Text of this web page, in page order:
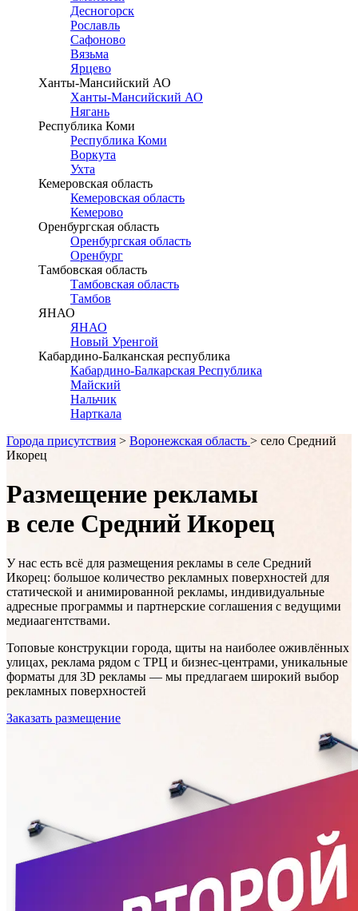
Десногорск
Рославль
Сафоново
Вязьма
Ярцево
Ханты-Мансийский АО
Ханты-Мансийский АО
Нягань
Республика Коми
Республика Коми
Воркута
Ухта
Кемеровская область
Кемеровская область
Кемерово
Оренбургская область
Оренбургская область
Оренбург
Тамбовская область
Тамбовская область
Тамбов
ЯНАО
ЯНАО
Новый Уренгой
Кабардино-Балканская республика
Кабардино-Балкарская Республика
Майский
Нальчик
Нарткала
Города присутствия > Воронежская область > село Средний
Икорец
Размещение рекламы
в селе Средний Икорец
У нас есть всё для размещения рекламы в селе Средний
Икорец: большое количество рекламных поверхностей для
статической и анимированной рекламы, индивидуальные
адресные программы и партнерские соглашения с ведущими
медиаагентствами.
Топовые конструкции города, щиты на наиболее оживлённых
улицах, реклама рядом с ТРЦ и бизнес-центрами, уникальные
форматы для 3D рекламы — мы предлагаем широкий выбор
рекламных поверхностей
Заказать размещение